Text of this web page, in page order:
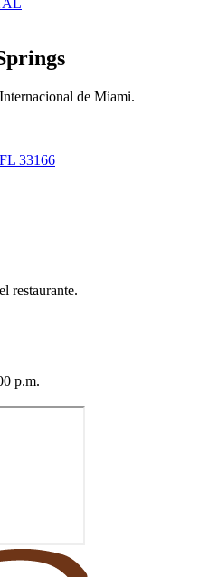
de Miami.
33166
restaurante.
p.m.